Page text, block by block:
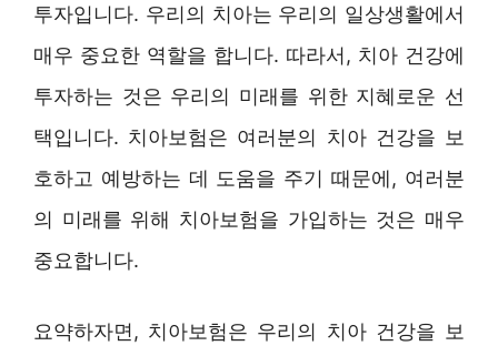
투자입니다. 우리의 치아는 우리의 일상생활에서
매우 중요한 역할을 합니다. 따라서, 치아 건강에
투자하는 것은 우리의 미래를 위한 지혜로운 선
택입니다. 치아보험은 여러분의 치아 건강을 보
호하고 예방하는 데 도움을 주기 때문에, 여러분
의 미래를 위해 치아보험을 가입하는 것은 매우
중요합니다.
요약하자면, 치아보험은 우리의 치아 건강을 보